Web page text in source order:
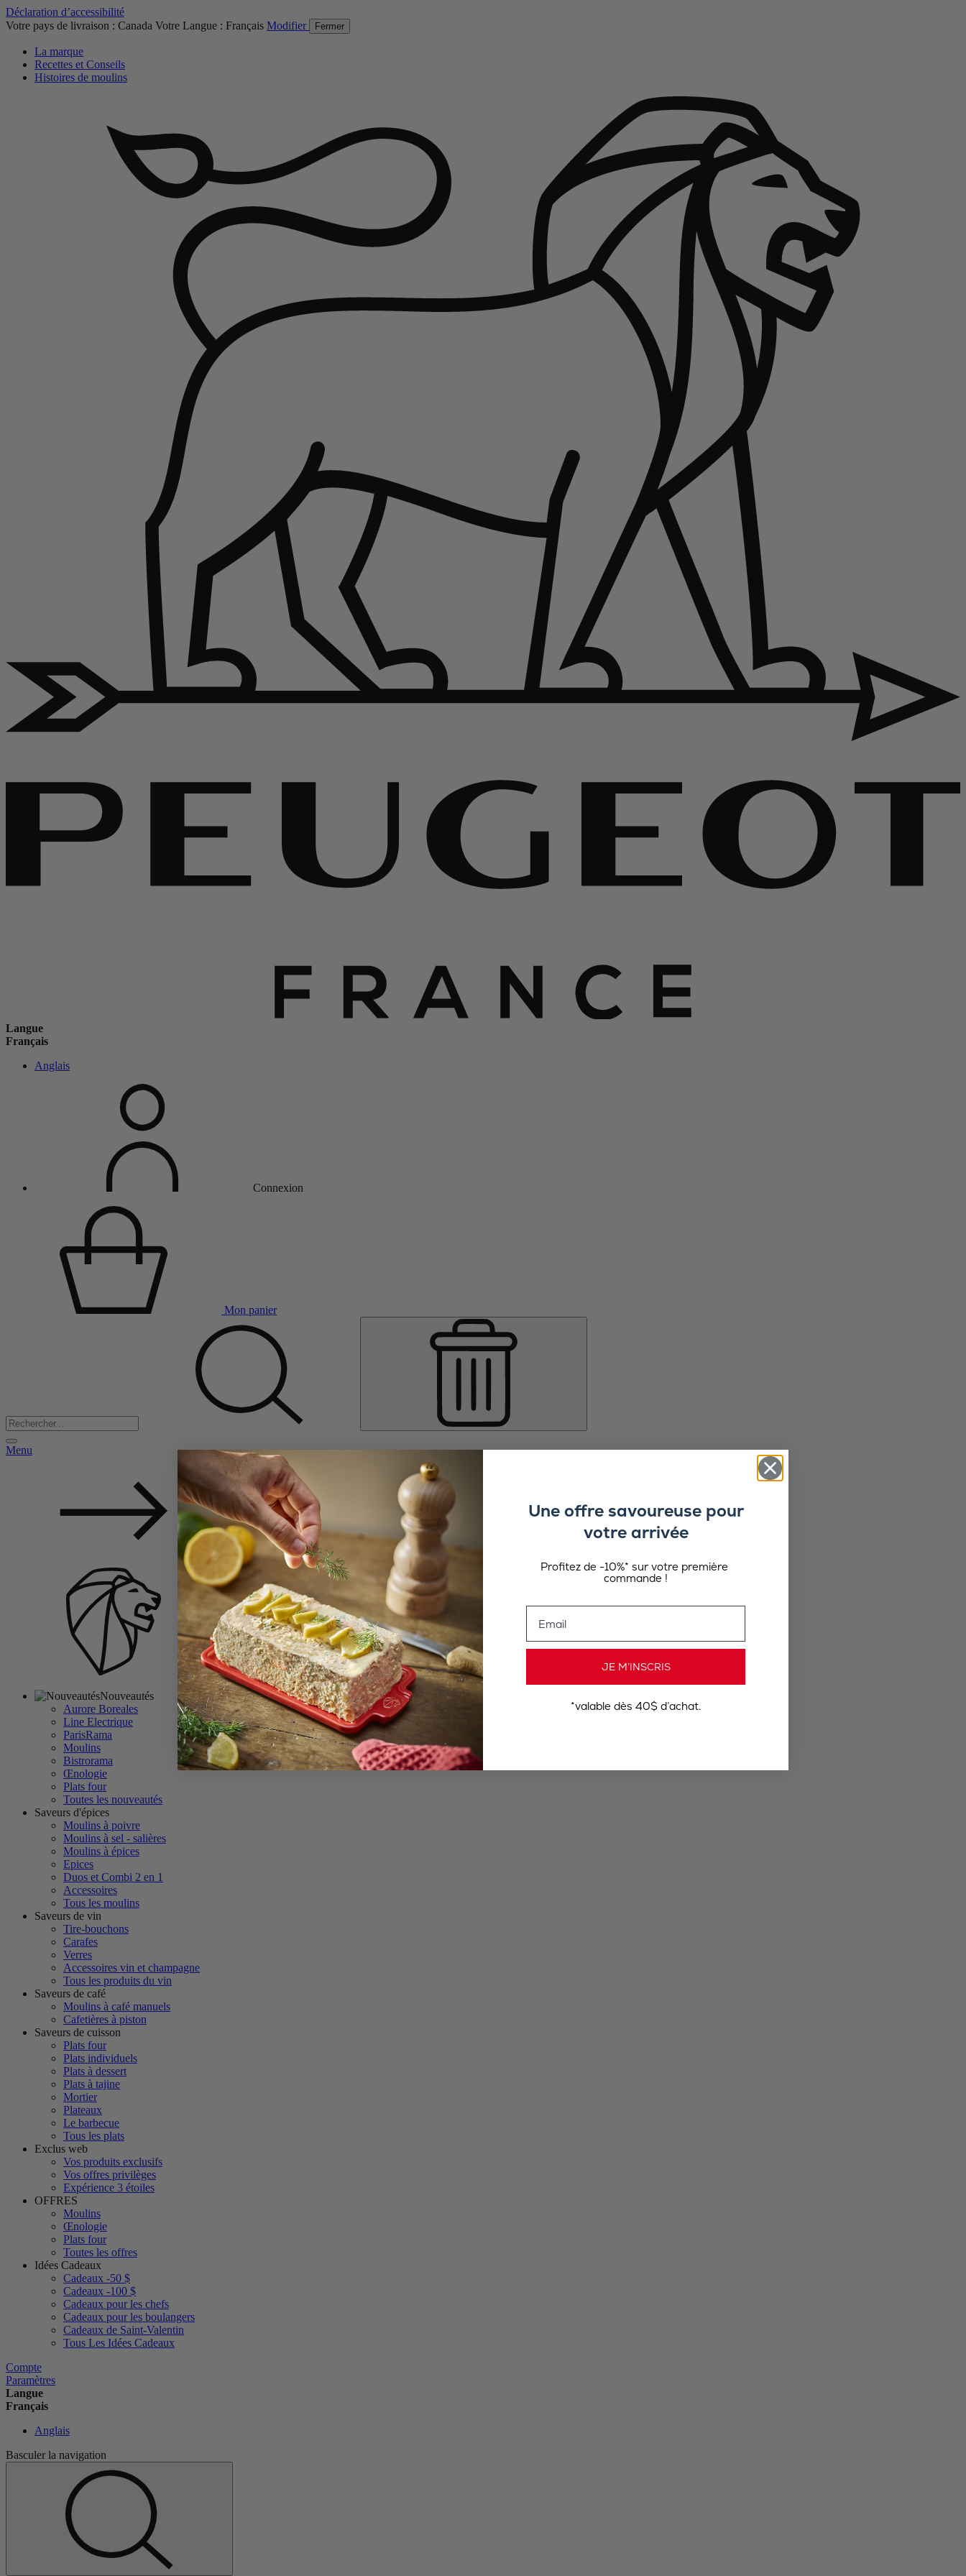
Déclaration d’accessibilité
Votre pays de livraison : Canada Votre Langue : Français Modifier Fermer
La marque
Recettes et Conseils
Histoires de moulins
Langue
Français
Anglais
Connexion
Mon panier
Menu
Back
Nouveautés
Aurore Boreales
Line Electrique
ParisRama
Moulins
Bistrorama
Œnologie
Plats four
Toutes les nouveautés
Saveurs d'épices
Moulins à poivre
Moulins à sel - salières
Moulins à épices
Epices
Duos et Combi 2 en 1
Accessoires
Tous les moulins
Saveurs de vin
Tire-bouchons
Carafes
Verres
Accessoires vin et champagne
Tous les produits du vin
Saveurs de café
Moulins à café manuels
Cafetières à piston
Saveurs de cuisson
Plats four
Plats individuels
Plats à dessert
Plats à tajine
Mortier
Plateaux
Le barbecue
Tous les plats
Exclus web
Vos produits exclusifs
Vos offres privilèges
Expérience 3 étoiles
OFFRES
Moulins
Œnologie
Plats four
Toutes les offres
Idées Cadeaux
Cadeaux -50 $
Cadeaux -100 $
Cadeaux pour les chefs
Cadeaux pour les boulangers
Cadeaux de Saint-Valentin
Tous Les Idées Cadeaux
Compte
Paramètres
Langue
Français
Anglais
Basculer la navigation
Une offre savoureuse pour
votre arrivée
Profitez de -10%* sur votre première
commande !
JE M’INSCRIS
*valable dès 40$ d’achat.